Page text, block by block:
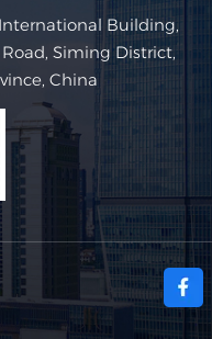
Siming District,
China